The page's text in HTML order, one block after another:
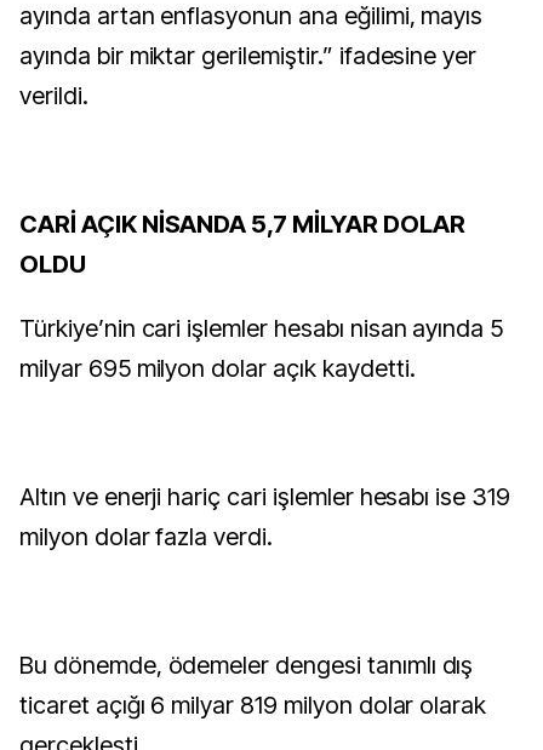
ayında artan enflasyonun ana eğilimi, mayıs
ayında bir miktar gerilemiştir.” ifadesine yer
verildi.
CARİ AÇIK NİSANDA 5,7 MİLYAR DOLAR
OLDU
Türkiye’nin cari işlemler hesabı nisan ayında 5
milyar 695 milyon dolar açık kaydetti.
Altın ve enerji hariç cari işlemler hesabı ise 319
milyon dolar fazla verdi.
Bu dönemde, ödemeler dengesi tanımlı dış
ticaret açığı 6 milyar 819 milyon dolar olarak